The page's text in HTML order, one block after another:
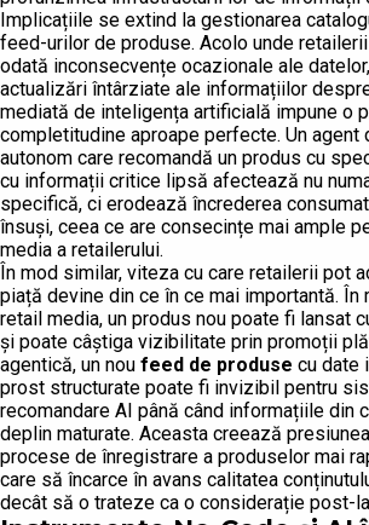
Implicațiile se extind la gestionarea
feed-urilor de produse. Acolo unde
odată inconsecvențe ocazionale ale
actualizări întârziate ale informațiilor
mediată de inteligența artificială impune o
completitudine aproape perfecte. Un agent
autonom care recomandă un produs cu
cu informații critice lipsă afectează nu
specifică, ci erodează încrederea
însuși, ceea ce are consecințe mai ample
media a retailerului.
În mod similar, viteza cu care retailerii pot
piață devine din ce în ce mai importantă. În
retail media, un produs nou poate fi lansat
și poate câștiga vizibilitate prin promoții
agentică, un nou feed de produse cu date
prost structurate poate fi invizibil pentru
recomandare AI până când informațiile din
deplin maturate. Aceasta creează
procese de înregistrare a produselor mai
care să încarce în avans calitatea
decât să o trateze ca o considerație post-